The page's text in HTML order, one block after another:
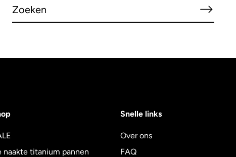
naakte titanium pannen
Snelle links
Over ons
FAQ